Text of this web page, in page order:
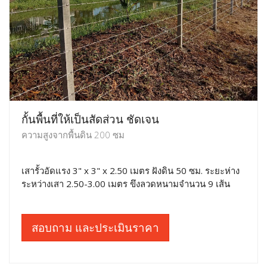
กั้นพื้นที่ให้เป็นสัดส่วน ชัดเจน
ความสูงจากพื้นดิน 200 ซม
เสารั้วอัดแรง 3" x 3" x 2.50 เมตร ฝังดิน 50 ซม. ระยะห่าง
ระหว่างเสา 2.50-3.00 เมตร ขึงลวดหนามจำนวน 9 เส้น
สอบถาม และประเมินราคา